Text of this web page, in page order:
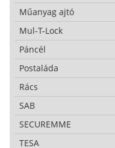
Műanyag ajtó
Mul-T-Lock
Páncél
Postaláda
Rács
SAB
SECUREMME
TESA